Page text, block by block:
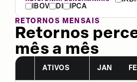
IBOV
DI
IPCA
RETORNOS MENSAIS
Retornos
mês a mês
ATIVOS JAN